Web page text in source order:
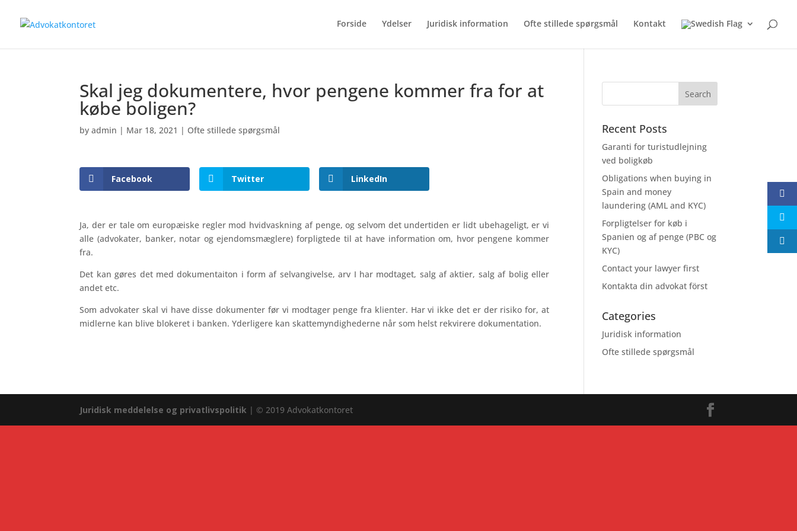
Forside Ydelser Juridisk information Ofte stillede spørgsmål Kontakt
Skal jeg dokumentere, hvor pengene kommer fra for at
købe boligen?
byadmin | Mar 18, 2021 | Ofte stillede spørgsmål
Facebook Twitter LinkedIn
Ja, der er tale om europæiske regler mod hvidvaskning af penge, og selvom det undertiden er lidt ubehageligt, er vi
alle (advokater, banker, notar og ejendomsmæglere) forpligtede til at have information om, hvor pengene kommer
fra.
Det kan gøres det med dokumentaiton i form af selvangivelse, arv I har modtaget, salg af aktier, salg af bolig eller
andet etc.
Som advokater skal vi have disse dokumenter før vi modtager penge fra klienter. Har vi ikke det er der risiko for, at
midlerne kan blive blokeret i banken. Yderligere kan skattemyndighederne når som helst rekvirere dokumentation.
Recent Posts
Garanti for turistudlejning
ved boligkøb
Obligations when buying in
Spain and money
laundering (AML and KYC)
Forpligtelser for køb i
Spanien og af penge (PBC og
KYC)
Contact your lawyer first
Kontakta din advokat först
Categories
Juridisk information
Ofte stillede spørgsmål
Juridisk meddelelse og privatlivspolitik | © 2019 Advokatkontoret